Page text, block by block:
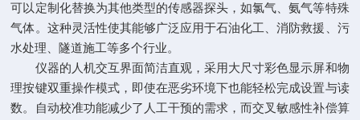
可以定制化替换为其他类型的传感器探头，如氯气、氨气等特殊
气体。这种灵活性使其能够广泛应用于石油化工、消防救援、污
水处理、隧道施工等多个行业。
仪器的人机交互界面简洁直观，采用大尺寸彩色显示屏和物
理按键双重操作模式，即使在恶劣环境下也能轻松完成设置与读
数。自动校准功能减少了人工干预的需求，而交叉敏感性补偿算